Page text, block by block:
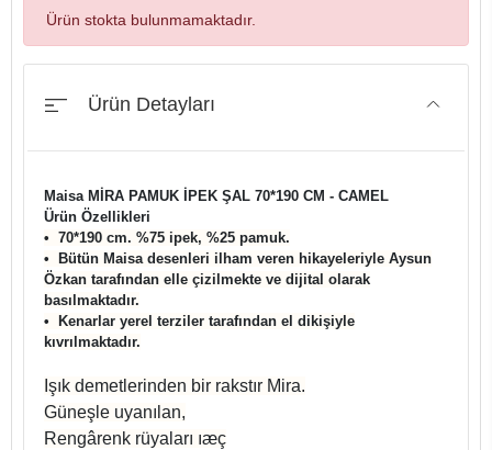
Ürün stokta bulunmamaktadır.
Ürün Detayları
Maisa MİRA PAMUK İPEK ŞAL 70*190 CM - CAMEL
Ürün Özellikleri
•⁠ ⁠70*190 cm. %75 ipek, %25 pamuk.
•⁠ ⁠Bütün Maisa desenleri ilham veren hikayeleriyle Aysun
Özkan tarafından elle çizilmekte ve dijital olarak
basılmaktadır.
•⁠ ⁠Kenarlar yerel terziler tarafından el dikişiyle
kıvrılmaktadır.
Işık demetlerinden bir rakstır Mira.
Güneşle uyanılan,
Rengârenk rüyaları ıæç